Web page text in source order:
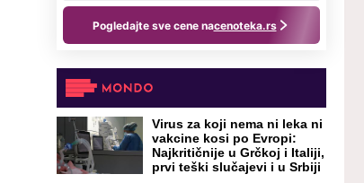
Virus za koji nema ni leka ni
vakcine kosi po Evropi:
Najkritičnije u Grčkoj i Italiji,
prvi teški slučajevi i u Srbiji